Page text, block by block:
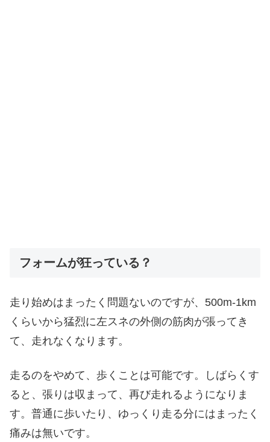
フォームが狂っている？
走り始めはまったく問題ないのですが、500m-1km
くらいから猛烈に左スネの外側の筋肉が張ってき
て、走れなくなります。
走るのをやめて、歩くことは可能です。しばらくす
ると、張りは収まって、再び走れるようになりま
す。普通に歩いたり、ゆっくり走る分にはまったく
痛みは無いです。